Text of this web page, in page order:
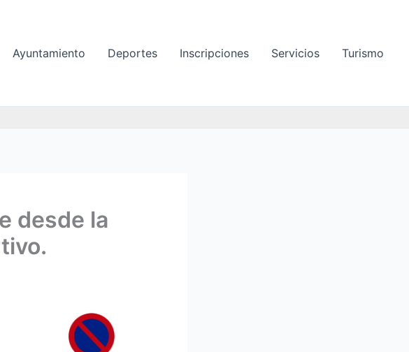
Ayuntamiento Deportes Inscripciones Servicios Turismo
desde la